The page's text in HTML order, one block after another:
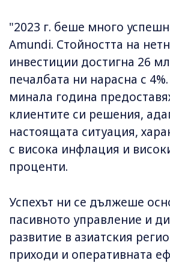
"2023 г. беше много
Amundi. Стойността на
инвестиции достигна 26
печалбата ни нарасна с
минала година
клиентите си решения,
настоящата ситуация,
с висока инфлация и
проценти.
Успехът ни се дължеше
пасивното управление и
развитие в азиатския
приходи и оперативната